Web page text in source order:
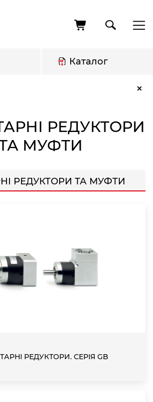
Каталог
×
РЕДУКТОРИ
МУФТИ
РЕДУКТОРИ ТА МУФТИ
РЕДУКТОРИ. СЕРІЯ GB